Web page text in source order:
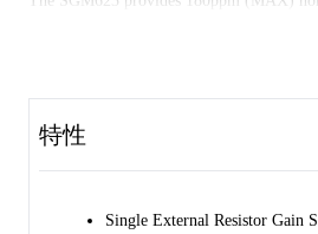
excellent DC performance.
The SGM623 offers 20nV/√Hz low input
特性
Single External Resistor Gain